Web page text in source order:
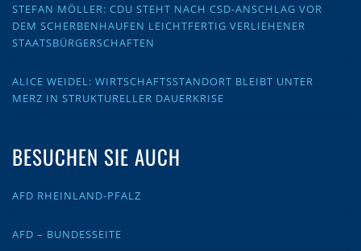
STEFAN MÖLLER: CDU STEHT NACH CSD-ANSCHLAG VOR
DEM SCHERBENHAUFEN LEICHTFERTIG VERLIEHENER
STAATSBÜRGERSCHAFTEN
ALICE WEIDEL: WIRTSCHAFTSSTANDORT BLEIBT UNTER
MERZ IN STRUKTURELLER DAUERKRISE
BESUCHEN SIE AUCH
AFD RHEINLAND-PFALZ
AFD – BUNDESSEITE